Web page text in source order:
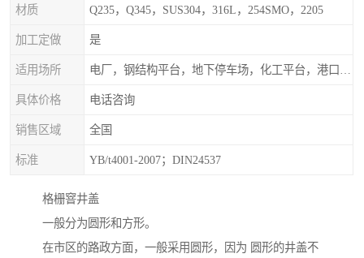
材质 Q235，Q345，SUS304，316L，254SMO，2205
加工定做 是
适用场所
具体价格 电话咨询
销售区域 全国
标准 YB/t4001-2007；DIN24537
格栅窨井盖
一般分为圆形和方形。
在市区的路政方面，一般采用圆形，因为 圆形的井盖不